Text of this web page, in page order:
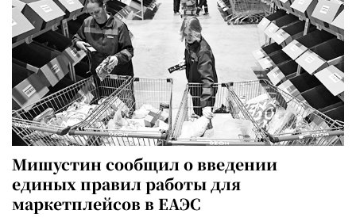
Мишустин сообщил о введении
единых правил работы для
маркетплейсов в ЕАЭС